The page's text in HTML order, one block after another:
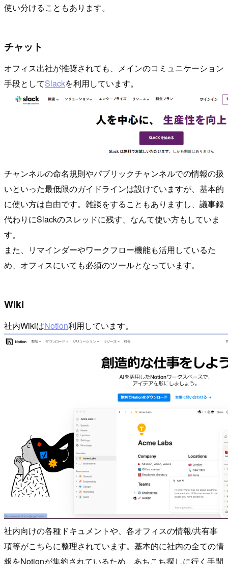
使い分けることもあります。
チャット
オフィス出社が推奨されても、メインのコミュニケーション
手段としてSlackを利用しています。
チャンネルの命名規則やパブリックチャンネルでの情報の扱
いといった最低限のガイドラインは設けていますが、基本的
に使い方は自由です。雑談をすることもありますし、議事録
代わりにSlackのスレッドに残す、なんて使い方もしていま
す。
また、リマインダーやワークフロー機能も活用しているた
め、オフィスにいても必須のツールとなっています。
Wiki
社内WikiはNotion利用しています。
社内向けの各種ドキュメントや、各オフィスの情報/共有事
項等がこちらに整理されています。基本的に社内の全ての情
報をNotionが集約されているため、あちこち探しに行く手間